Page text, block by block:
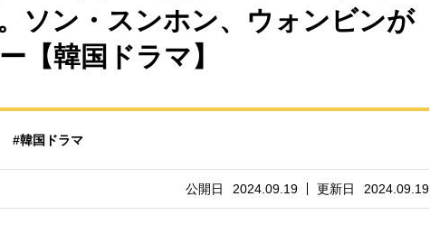
ソン・スンホン、ウォンビンが
【韓国ドラマ】
#韓国ドラマ
公開日 2024.09.19 更新日 2024.09.19